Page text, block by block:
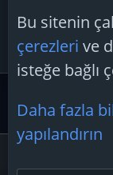
3'ün
TechSpiker
Cevaplar: 1
Güvenlik
Bu sitenin
çerezleri ve
isteğe bağlı
Daha fazla
yapılandırın